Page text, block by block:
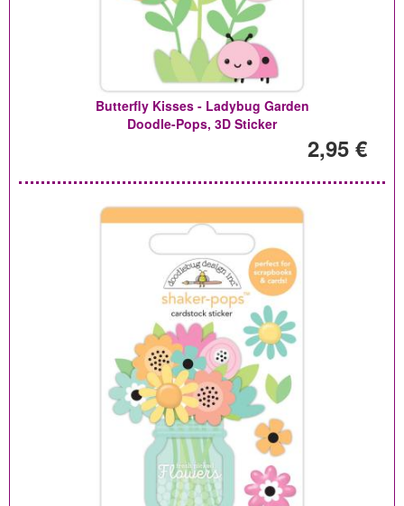
Butterfly Kisses - Ladybug Garden
Doodle-Pops, 3D Sticker
2,95 €